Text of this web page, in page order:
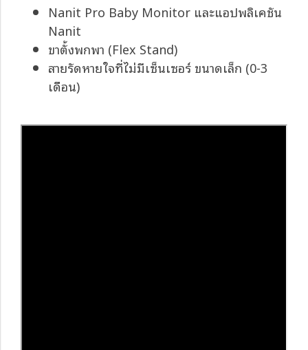
Nanit Pro Baby Monitor และแอปพลิเคชัน
Nanit
ขาตั้งพกพา (Flex Stand)
สายรัดหายใจที่ไม่มีเซ็นเซอร์ ขนาดเล็ก (0-3
เดือน)